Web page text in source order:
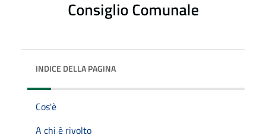
INDICE DELLA PAGINA
Cos'è
A chi è rivolto